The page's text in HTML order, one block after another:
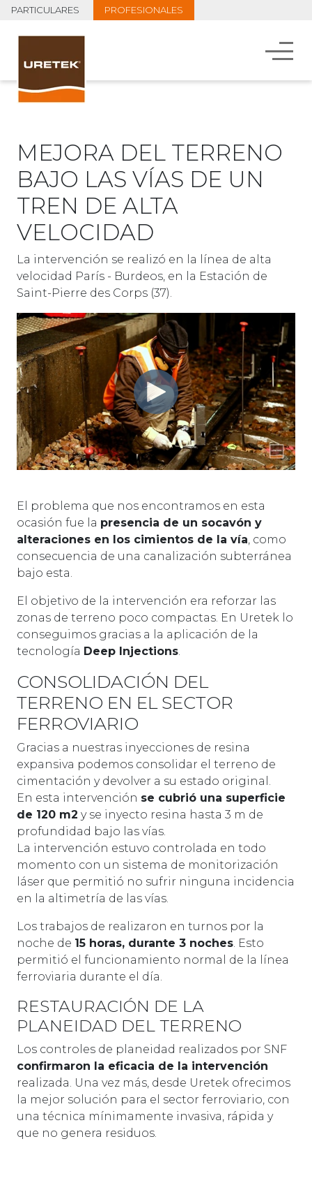
PARTICULARES PROFESIONALES
MEJORA DEL TERRENO
BAJO LAS VÍAS DE UN
TREN DE ALTA
VELOCIDAD
La intervención se realizó en la línea de alta
velocidad París - Burdeos, en la Estación de
Saint-Pierre des Corps (37).
El problema que nos encontramos en esta
ocasión fue la presencia de un socavón y
alteraciones en los cimientos de la vía, como
consecuencia de una canalización subterránea
bajo esta.
El objetivo de la intervención era reforzar las
zonas de terreno poco compactas. En Uretek lo
conseguimos gracias a la aplicación de la
tecnología Deep Injections.
CONSOLIDACIÓN DEL
TERRENO EN EL SECTOR
FERROVIARIO
Gracias a nuestras inyecciones de resina
expansiva podemos consolidar el terreno de
cimentación y devolver a su estado original.
En esta intervención se cubrió una superficie
de 120 m2 y se inyecto resina hasta 3 m de
profundidad bajo las vías.
La intervención estuvo controlada en todo
momento con un sistema de monitorización
láser que permitió no sufrir ninguna incidencia
en la altimetría de las vías.
Los trabajos de realizaron en turnos por la
noche de 15 horas, durante 3 noches. Esto
permitió el funcionamiento normal de la línea
ferroviaria durante el día.
RESTAURACIÓN DE LA
PLANEIDAD DEL TERRENO
Los controles de planeidad realizados por SNF
confirmaron la eficacia de la intervención
realizada. Una vez más, desde Uretek ofrecimos
la mejor solución para el sector ferroviario, con
una técnica mínimamente invasiva, rápida y
que no genera residuos.